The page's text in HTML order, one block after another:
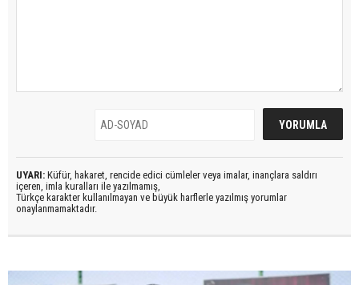
UYARI: Küfür, hakaret, rencide edici cümleler veya imalar, inançlara saldırı
içeren, imla kuralları ile yazılmamış,
Türkçe karakter kullanılmayan ve büyük harflerle yazılmış yorumlar
onaylanmamaktadır.